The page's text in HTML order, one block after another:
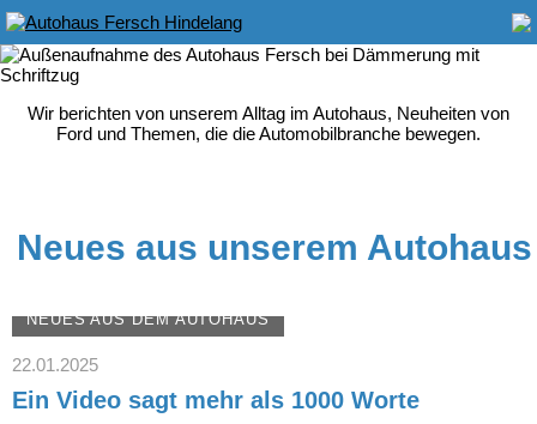
Wir berichten von unserem Alltag im Autohaus, Neuheiten von
Ford und Themen, die die Automobilbranche bewegen.
Neues aus unserem Autohaus
NEUES AUS DEM AUTOHAUS
22.01.2025
Ein Video sagt mehr als 1000 Worte